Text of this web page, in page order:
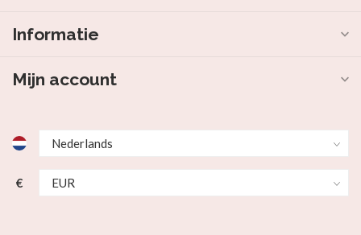
Informatie
Mijn account
€